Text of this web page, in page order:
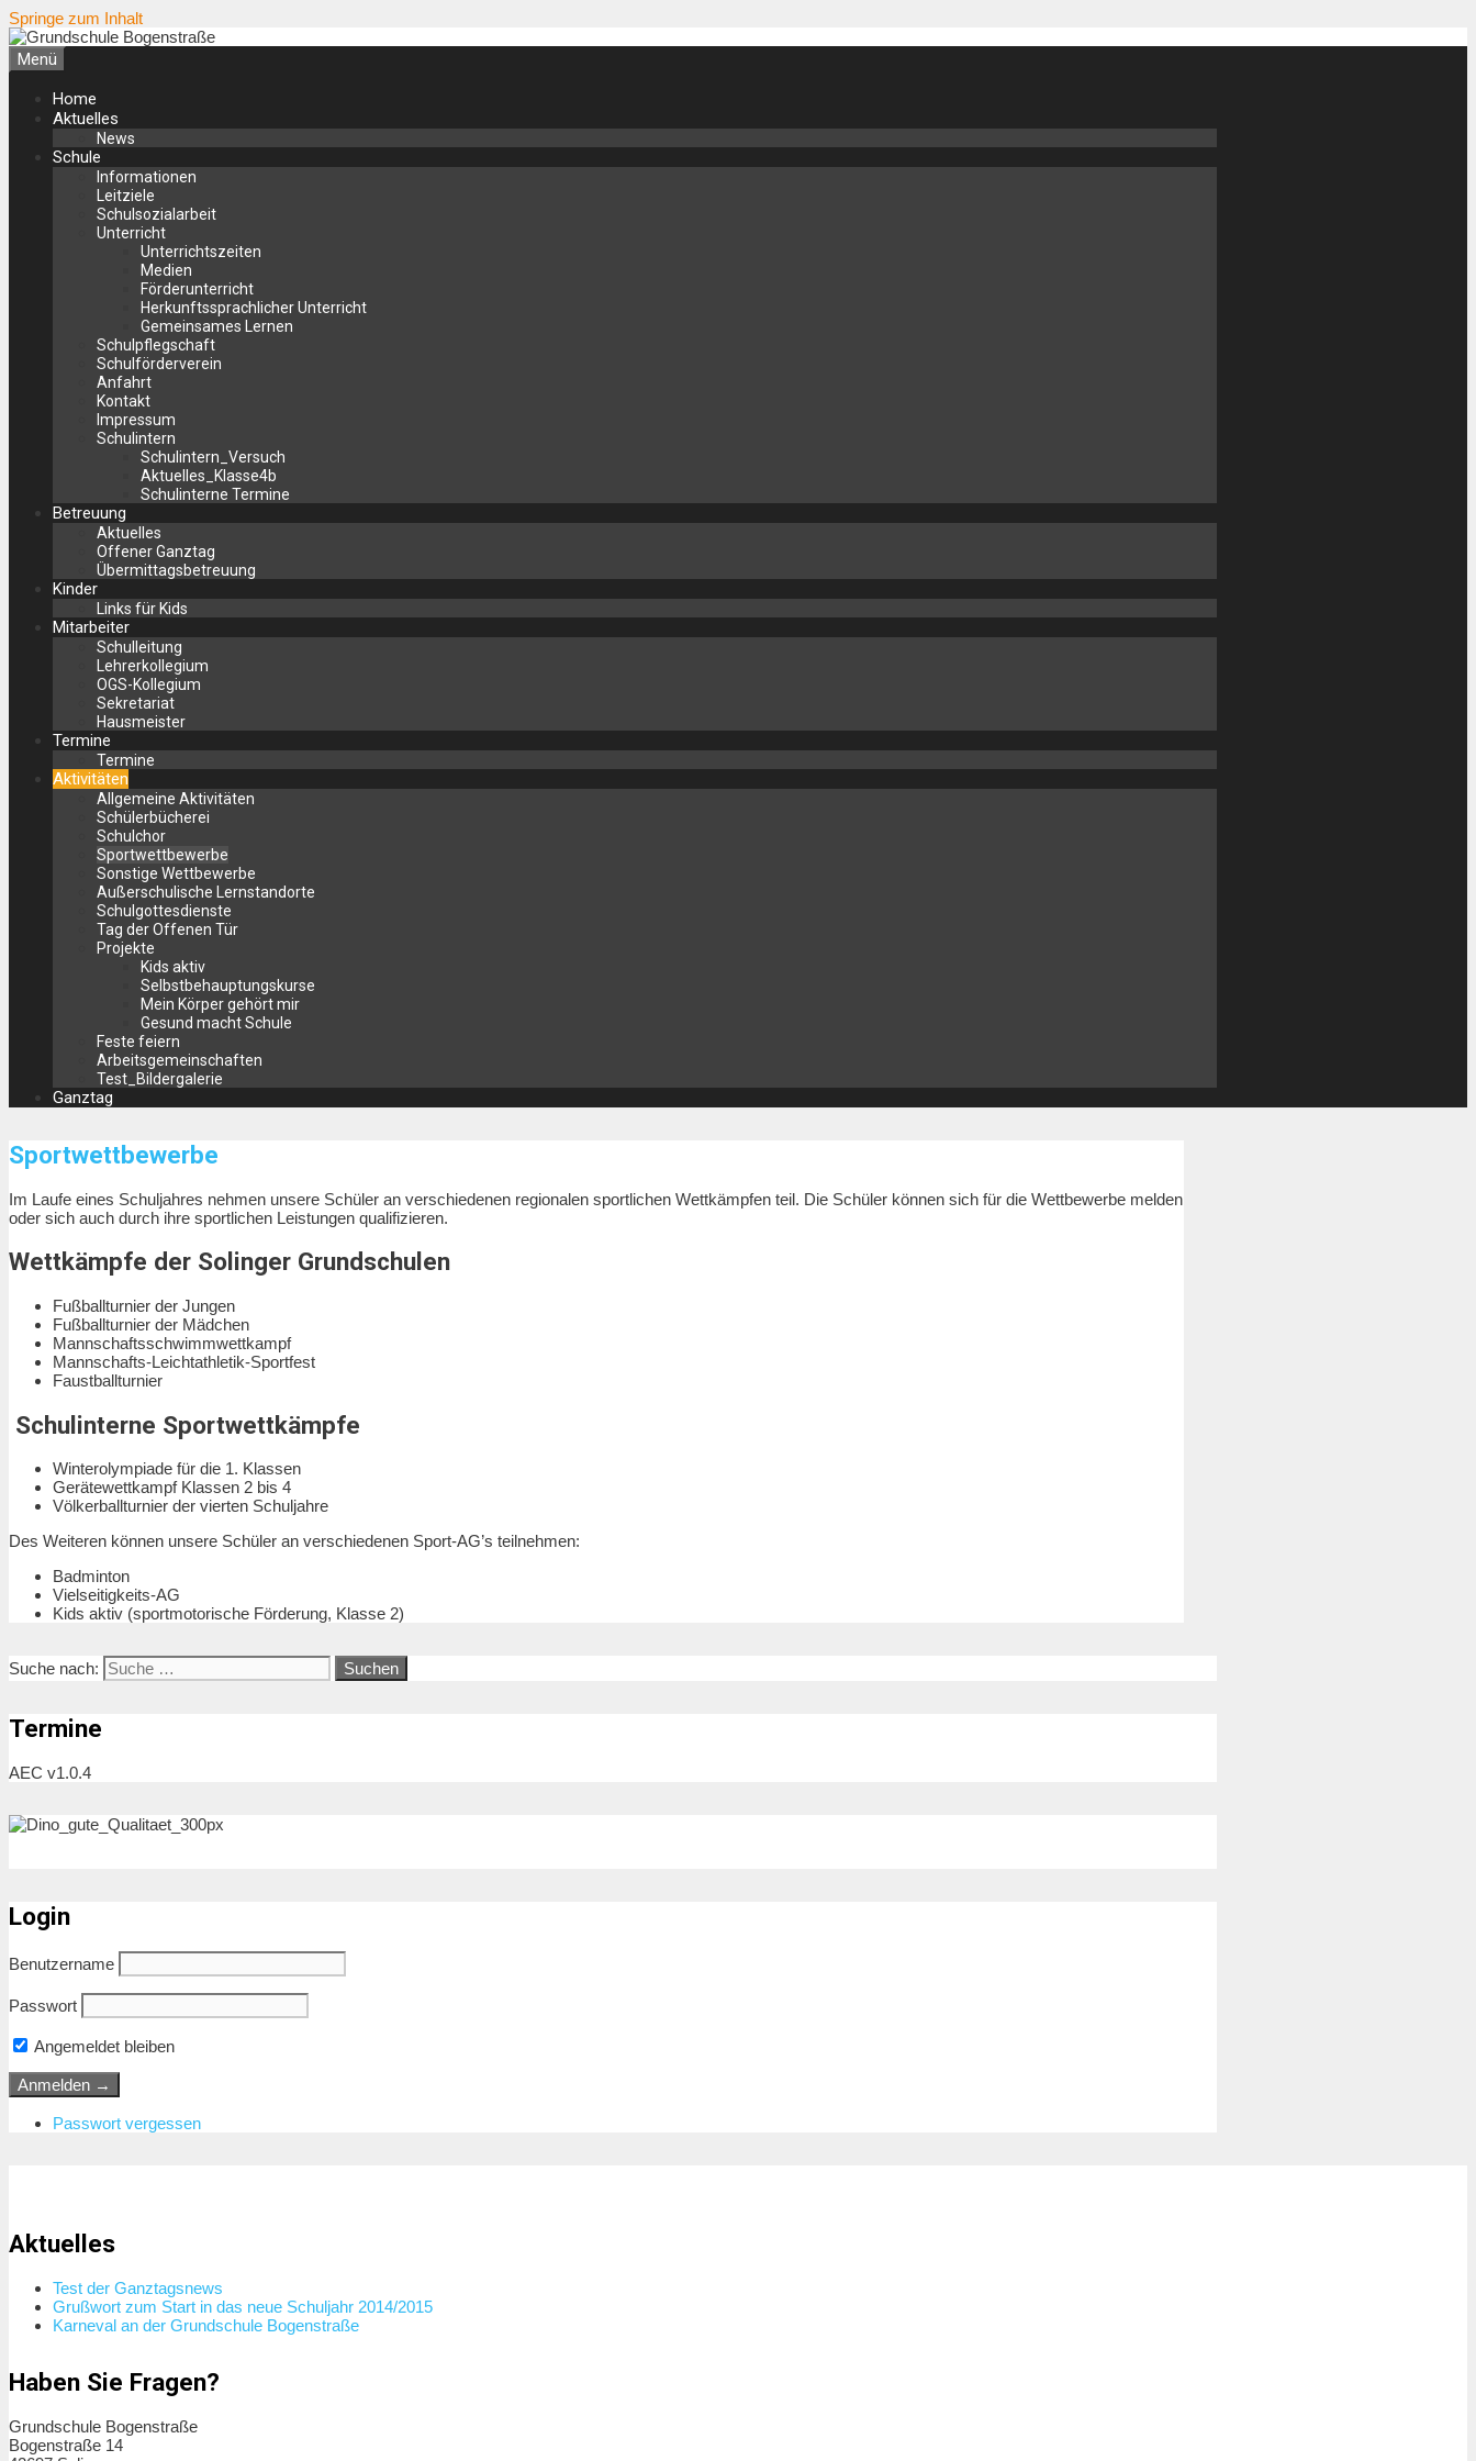
Springe zum Inhalt
Menü
Home
Aktuelles
News
Schule
Informationen
Leitziele
Schulsozialarbeit
Unterricht
Unterrichtszeiten
Medien
Förderunterricht
Herkunftssprachlicher Unterricht
Gemeinsames Lernen
Schulpflegschaft
Schulförderverein
Anfahrt
Kontakt
Impressum
Schulintern
Schulintern_Versuch
Aktuelles_Klasse4b
Schulinterne Termine
Betreuung
Aktuelles
Offener Ganztag
Übermittagsbetreuung
Kinder
Links für Kids
Mitarbeiter
Schulleitung
Lehrerkollegium
OGS-Kollegium
Sekretariat
Hausmeister
Termine
Termine
Aktivitäten
Allgemeine Aktivitäten
Schülerbücherei
Schulchor
Sportwettbewerbe
Sonstige Wettbewerbe
Außerschulische Lernstandorte
Schulgottesdienste
Tag der Offenen Tür
Projekte
Kids aktiv
Selbstbehauptungskurse
Mein Körper gehört mir
Gesund macht Schule
Feste feiern
Arbeitsgemeinschaften
Test_Bildergalerie
Ganztag
Sportwettbewerbe
Im Laufe eines Schuljahres nehmen unsere Schüler an verschiedenen regionalen sportlichen Wettkämpfen teil. Die Schüler können sich für die Wettbewerbe melden
oder sich auch durch ihre sportlichen Leistungen qualifizieren.
Wettkämpfe der Solinger Grundschulen
Fußballturnier der Jungen
Fußballturnier der Mädchen
Mannschaftsschwimmwettkampf
Mannschafts-Leichtathletik-Sportfest
Faustballturnier
Schulinterne Sportwettkämpfe
Winterolympiade für die 1. Klassen
Gerätewettkampf Klassen 2 bis 4
Völkerballturnier der vierten Schuljahre
Des Weiteren können unsere Schüler an verschiedenen Sport-AG’s teilnehmen:
Badminton
Vielseitigkeits-AG
Kids aktiv (sportmotorische Förderung, Klasse 2)
Suche nach:
Termine
AEC v1.0.4
Login
Benutzername
Passwort
Angemeldet bleiben
Passwort vergessen
Aktuelles
Test der Ganztagsnews
Grußwort zum Start in das neue Schuljahr 2014/2015
Karneval an der Grundschule Bogenstraße
Haben Sie Fragen?
Grundschule Bogenstraße
Bogenstraße 14